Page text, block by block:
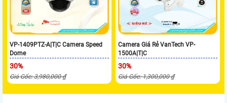
VP-1409PTZ-A|T|C Camera Speed
Dome
30%
Giá Gốc: 3,980,000 ₫
Camera Giá Rẻ VanTech VP-
1500A|T|C
30%
Giá Gốc: 1,300,000 ₫